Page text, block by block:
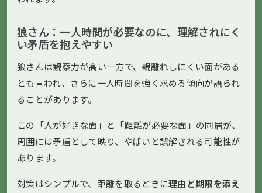
狼さん：一人時間が必要なのに、理解されにく
い矛盾を抱えやすい
狼さんは観察力が高い一方で、親離れしにくい面がある
とも言われ、さらに一人時間を強く求める傾向が語られ
ることがあります。
この「人が好きな面」と「距離が必要な面」の同居が、
周囲には矛盾として映り、やばいと誤解される可能性が
あります。
対策はシンプルで、距離を取るときに理由と期限を添え